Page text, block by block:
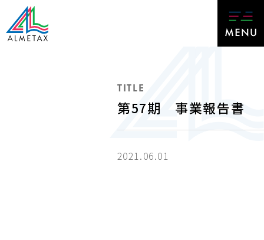
TITLE
第57期 事業報告書
2021.06.01